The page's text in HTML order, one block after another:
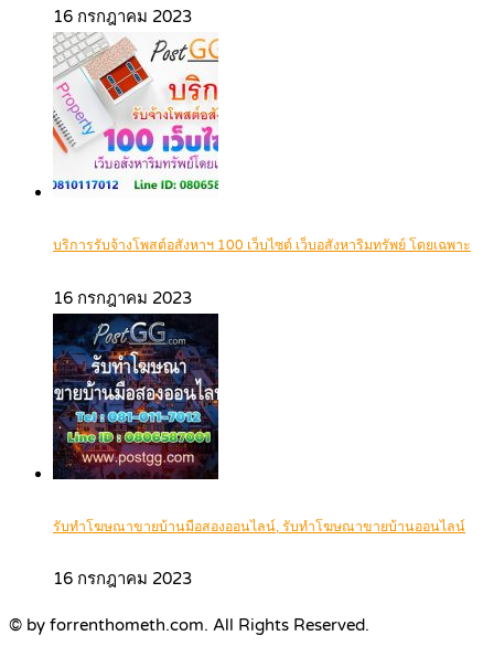
16 กรกฎาคม 2023
บริการรับจ้างโพสต์อสังหาฯ 100 เว็บไซต์ เว็บอสังหาริมทรัพย์ โดยเฉพาะ
16 กรกฎาคม 2023
รับทำโฆษณาขายบ้านมือสองออนไลน์, รับทำโฆษณาขายบ้านออนไลน์
16 กรกฎาคม 2023
© by forrenthometh.com. All Rights Reserved.